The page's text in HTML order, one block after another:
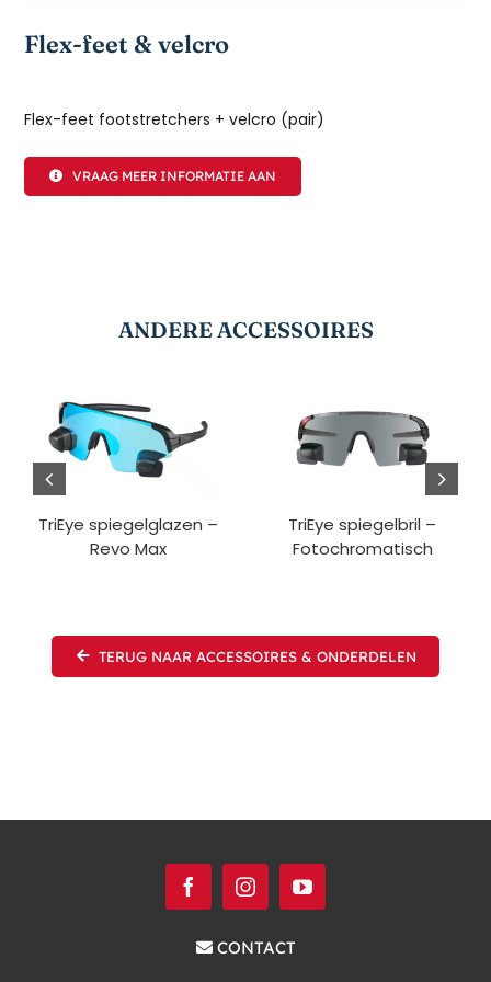
Flex-feet & velcro
Flex-feet footstretchers + velcro (pair)
VRAAG MEER INFORMATIE AAN
ANDERE ACCESSOIRES
TriEye spiegelglazen –
Revo Max
TriEye spiegelbril –
Fotochromatisch
TERUG NAAR ACCESSOIRES & ONDERDELEN
CONTACT